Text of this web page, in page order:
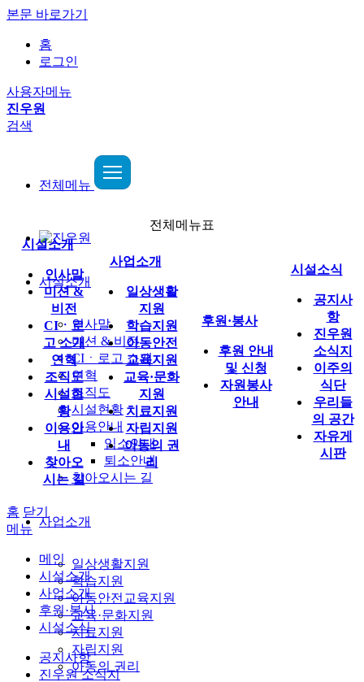
본문 바로가기
홈
로그인
사용자메뉴
진우원
검색
전체메뉴
시설소개
인사말
미션 & 비전
CIㆍ로고 소개
연혁
조직도
시설현황
이용안내
입소안내
퇴소안내
찾아오시는 길
사업소개
일상생활지원
학습지원
아동안전교육지원
교육·문화지원
치료지원
자립지원
아동의 권리
전체메뉴표
시설소개
인사말
미션 &
비전
CIㆍ로
고 소개
연혁
조직도
시설현
황
이용안
내
찾아오
시는 길
사업소개
일상생활
지원
학습지원
아동안전
교육지원
교육·문화
지원
치료지원
자립지원
아동의 권
리
후원·봉사
후원 안내
및 신청
자원봉사
안내
시설소식
공지사
항
진우원
소식지
이주의
식단
우리들
의 공간
자유게
시판
홈 닫기
메뉴
메인
시설소개
사업소개
후원·봉사
시설소식
공지사항
진우원 소식지